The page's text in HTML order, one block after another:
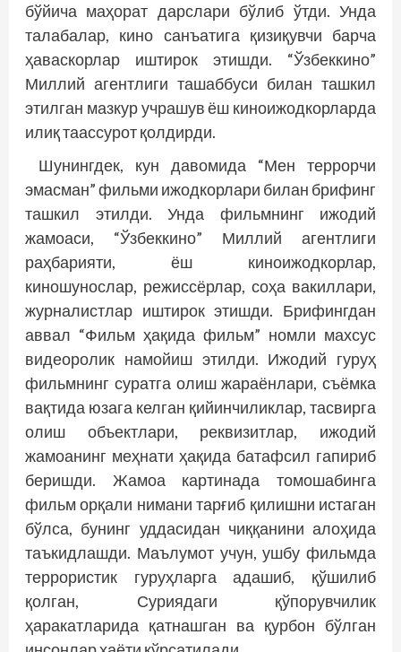
бўйича маҳорат дарслари бўлиб ўтди. Унда
талабалар, кино санъатига қизиқувчи барча
ҳаваскорлар иштирок этишди. “Ўзбеккино”
Миллий агентлиги ташаббуси билан ташкил
этилган мазкур учрашув ёш киноижодкорларда
илиқ таассурот қолдирди.
Шунингдек, кун давомида “Мен террорчи
эмасман” фильми ижодкорлари билан брифинг
ташкил этилди. Унда фильмнинг ижодий
жамоаси, “Ўзбеккино” Миллий агентлиги
раҳбарияти, ёш киноижодкорлар,
киношунослар, режиссёрлар, соҳа вакиллари,
журналистлар иштирок этишди. Брифингдан
аввал “Фильм ҳақида фильм” номли махсус
видеоролик намойиш этилди. Ижодий гуруҳ
фильмнинг суратга олиш жараёнлари, съёмка
вақтида юзага келган қийинчилик­лар, тасвирга
олиш объектлари, реквизитлар, ижодий
жамоанинг меҳнати ҳақида батафсил гапириб
беришди. Жамоа картинада томошабинга
фильм орқали нимани тарғиб қилишни истаган
бўлса, бунинг уддасидан чиққанини алоҳида
таъкидлашди. Маълумот учун, ушбу фильмда
террористик гуруҳларга адашиб, қўшилиб
қолган, Суриядаги қўпорувчилик
ҳаракатларида қатнашган ва қурбон бўлган